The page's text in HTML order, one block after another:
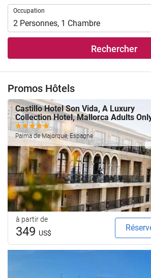
Occupation
Occupation
2 Personnes, 1 Chambre
Rechercher
Promos Hôtels
Castillo Hotel Son Vida, A Luxury
Collection Hotel, Mallorca Adults
Palma de Majorque, Espagne
à partir de
349 US$